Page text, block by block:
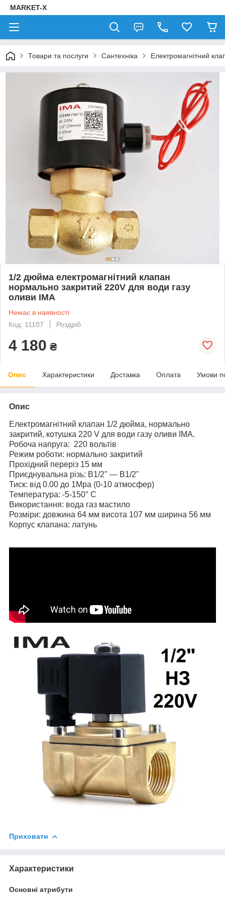
MARKET-X
Товари та послуги Сантехніка Електромагнітний
1/2 дюйма електромагнітний клапан
нормально закритий 220V для води газу
оливи IMA
Немає в наявності
Код: 11107
Роздріб
4 180 ₴
Опис Характеристики Доставка Оплата Умови
Опис
Електромагнітний клапан 1/2 дюйма, нормально
закритий, котушка 220 V для води газу оливи IMA.
Робоча напруга: 220 вольтів
Режим роботи: нормально закритий
Прохідний переріз 15 мм
Приєднувальна різь: В1/2" — В1/2"
Тиск: від 0.00 до 1Mpa (0-10 атмосфер)
Температура: -5-150° C
Використання: вода газ мастило
Розміри: довжина 64 мм висота 107 мм ширина 56 мм
Корпус клапана: латунь
Приховати
Характеристики
Основні атрибути